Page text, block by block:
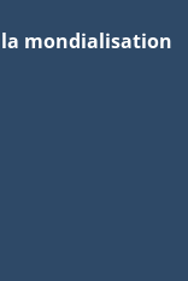
la mondialisation